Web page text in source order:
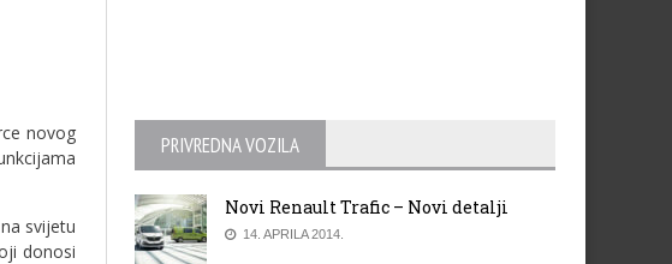
novog
svijetu
donosi
PRIVREDNA VOZILA
Novi Renault Trafic – Novi detalji
14. APRILA 2014.